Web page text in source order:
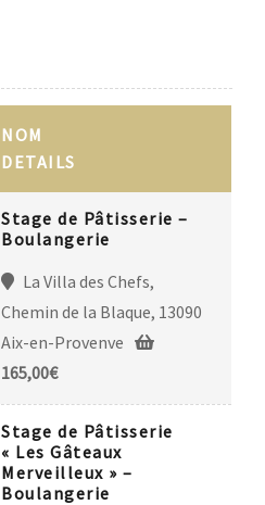
NOM
DETAILS
Stage de Pâtisserie –
Boulangerie
La Villa des Chefs,
Chemin de la Blaque, 13090
Aix-en-Provenve
165,00€
Stage de Pâtisserie
« Les Gâteaux
Merveilleux » –
Boulangerie